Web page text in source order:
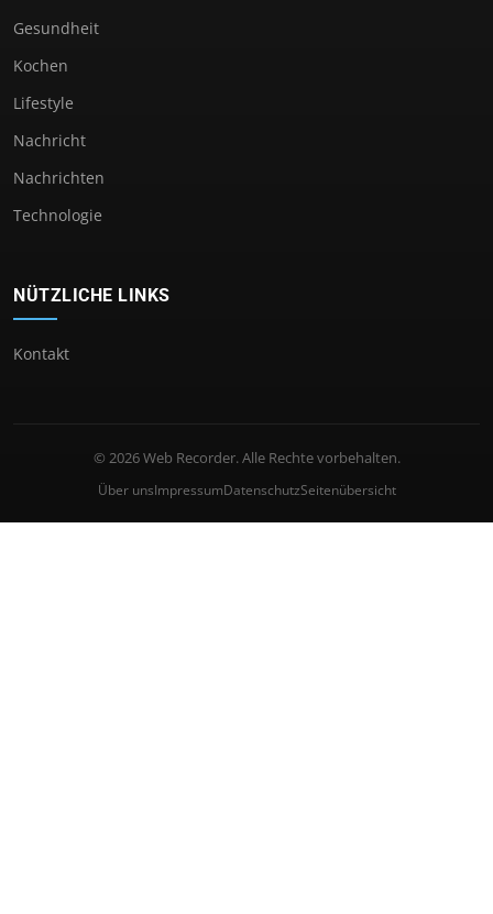
Gesundheit
Kochen
Lifestyle
Nachricht
Nachrichten
Technologie
NÜTZLICHE LINKS
Kontakt
© 2026 Web Recorder. Alle Rechte vorbehalten.
Über unsImpressumDatenschutzSeitenübersicht